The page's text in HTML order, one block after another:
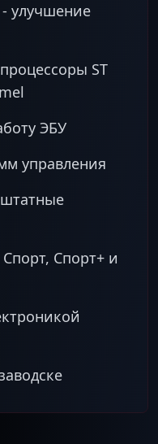
- улучшение
ST
ЭБУ
управления
Спорт+ и